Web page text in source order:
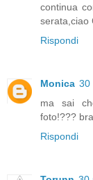
continua
serata,ciao
Rispondi
Monica 30
ma sai
foto!???
Rispondi